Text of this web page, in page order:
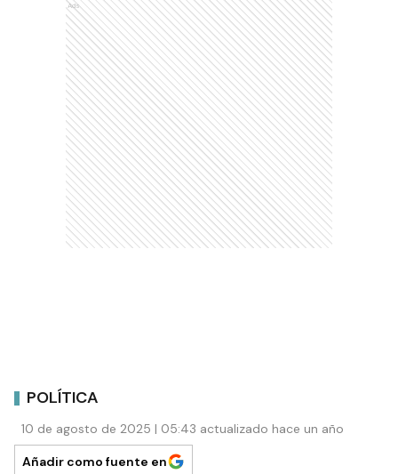
Ads
POLÍTICA
10 de agosto de 2025 | 05:43 actualizado hace un año
Añadir como fuente en